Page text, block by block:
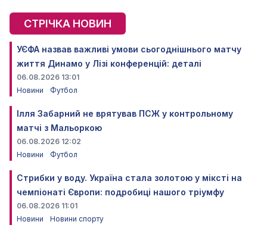
СТРІЧКА НОВИН
УЄФА назвав важливі умови сьогоднішнього матчу
життя Динамо у Лізі конференцій: деталі
06.08.2026 13:01
Новини
Футбол
Ілля Забарний не врятував ПСЖ у контрольному
матчі з Мальоркою
06.08.2026 12:02
Новини
Футбол
Стрибки у воду. Україна стала золотою у міксті на
чемпіонаті Європи: подробиці нашого тріумфу
06.08.2026 11:01
Новини
Новини спорту